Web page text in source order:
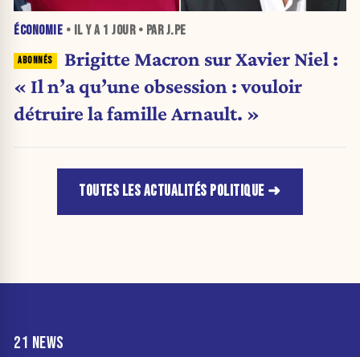
ÉCONOMIE • IL Y A 1 JOUR• PAR J.PE
Brigitte Macron sur Xavier Niel :
« Il n’a qu’une obsession : vouloir
détruire la famille Arnault. »
TOUTES LES ACTUALITÉS POLITIQUE
21 NEWS